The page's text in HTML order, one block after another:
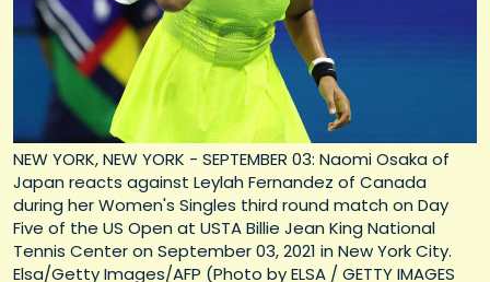
NEW YORK, NEW YORK - SEPTEMBER 03: Naomi Osaka of
Japan reacts against Leylah Fernandez of Canada
during her Women's Singles third round match on Day
Five of the US Open at USTA Billie Jean King National
Tennis Center on September 03, 2021 in New York City.
Elsa/Getty Images/AFP (Photo by ELSA / GETTY IMAGES